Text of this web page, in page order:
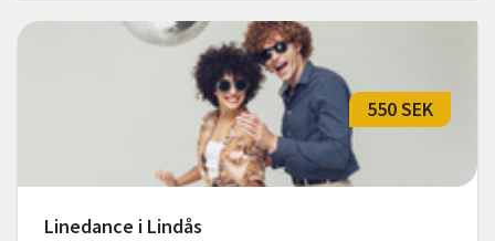
Linedance i Lindås
550 SEK